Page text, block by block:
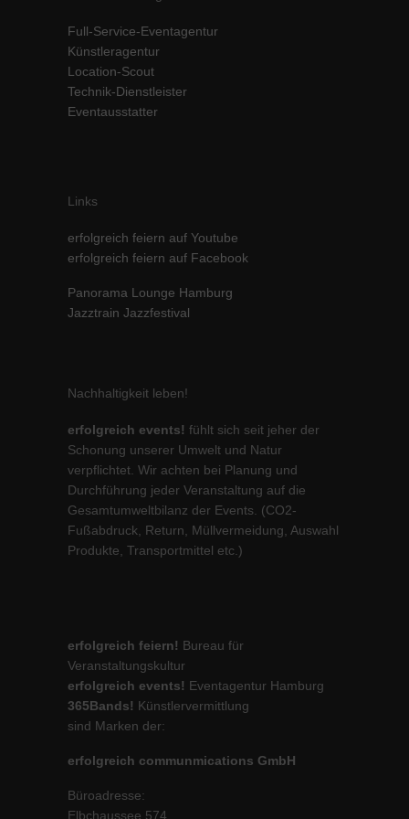
Full-Service-Eventagentur
Künstleragentur
Location-Scout
Technik-Dienstleister
Eventausstatter
Links
erfolgreich feiern auf Youtube
erfolgreich feiern auf Facebook
Panorama Lounge Hamburg
Jazztrain Jazzfestival
Nachhaltigkeit leben!
erfolgreich events! fühlt sich seit jeher der
Schonung unserer Umwelt und Natur
verpflichtet. Wir achten bei Planung und
Durchführung jeder Veranstaltung auf die
Gesamtumweltbilanz der Events. (CO2-
Fußabdruck, Return, Müllvermeidung, Auswahl
Produkte, Transportmittel etc.)
erfolgreich feiern! Bureau für
Veranstaltungskultur
erfolgreich events! Eventagentur Hamburg
365Bands! Künstlervermittlung
sind Marken der:
erfolgreich communmications GmbH
Büroadresse:
Elbchaussee 574
standardmäßig blockiert. Wenn Cookies von externen Medien akzeptiert
werden, bedarf der Zugriff auf diese Inhalte keiner manuellen Einwilligung
Cookie-Informationen anzeigen